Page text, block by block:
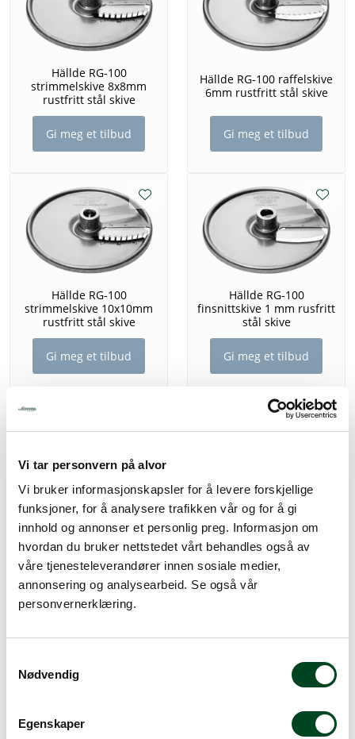
Vi tar personvern på alvor
Vi bruker informasjonskapsler for å levere forskjellige
funksjoner, for å analysere trafikken vår og for å gi
innhold og annonser et personlig preg. Informasjon om
hvordan du bruker nettstedet vårt behandles også av
våre tjenesteleverandører innen sosiale medier,
annonsering og analysearbeid. Se også vår
personvernerklæring.
Nødvendig
Egenskaper
Hällde RG-100
strimmelskive 8x8mm
rustfritt stål skive
Gi meg et tilbud
Hällde RG-100 raffelskive
6mm rustfritt stål skive
Gi meg et tilbud
Hällde RG-100
strimmelskive 10x10mm
rustfritt stål skive
Gi meg et tilbud
Hällde RG-100
finsnittskive 1 mm rusfritt
stål skive
Gi meg et tilbud
Hällde RG-100
finsnittskive 0,5mm
rusfritt stål skive
Gi meg et tilbud
Hällde RG-100
finsnittskive 3mm rusfritt
stål skive
Gi meg et tilbud